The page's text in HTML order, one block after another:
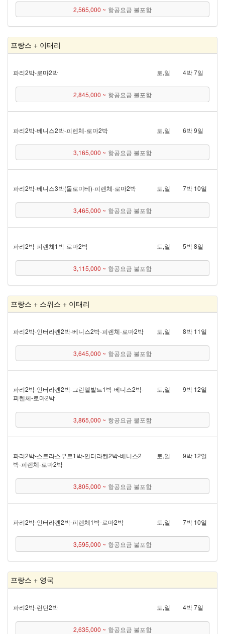
2,565,000 ~ 항공요금 불포함
프랑스 + 이태리
파리 2박 - 로마 2박 토,일 4박 7일
2,845,000 ~ 항공요금 불포함
파리 2박 - 베니스 2박 - 피렌체 - 로마 2박 토,일 6박 9일
3,165,000 ~ 항공요금 불포함
파리 2박 - 베니스 3박(돌로미테) - 피렌체 - 로마 2박 토,일 7박 10일
3,465,000 ~ 항공요금 불포함
파리 2박 - 피렌체 1박 - 로마 2박 토,일 5박 8일
3,115,000 ~ 항공요금 불포함
프랑스 + 스위스 + 이태리
파리 2박 - 인터라켄 2박 - 베니스 2박 - 피렌체 - 로마 2박 토,일 8박 11일
3,645,000 ~ 항공요금 불포함
파리 2박 - 인터라켄 2박 - 그린델발트 1박 - 베니스 2박 -
피렌체 - 로마 2박
토,일 9박 12일
3,865,000 ~ 항공요금 불포함
파리 2박 - 스트라스부르 1박 - 인터라켄 2박 - 베니스 2
박 - 피렌체 - 로마 2박
토,일 9박 12일
3,805,000 ~ 항공요금 불포함
파리 2박 - 인터라켄 2박 - 피렌체 1박 - 로마 2박 토,일 7박 10일
3,595,000 ~ 항공요금 불포함
프랑스 + 영국
파리 2박 - 런던 2박 토,일 4박 7일
2,635,000 ~ 항공요금 불포함